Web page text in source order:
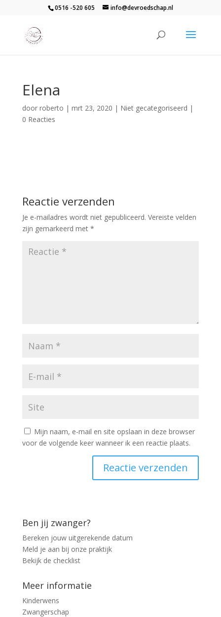
0516 -520 605 info@devroedschap.nl
Elena
door roberto | mrt 23, 2020 | Niet gecategoriseerd |
0 Reacties
Reactie verzenden
Je e-mailadres wordt niet gepubliceerd. Vereiste velden
zijn gemarkeerd met *
Mijn naam, e-mail en site opslaan in deze browser
voor de volgende keer wanneer ik een reactie plaats.
Ben jij zwanger?
Bereken jouw uitgerekende datum
Meld je aan bij onze praktijk
Bekijk de checklist
Meer informatie
Kinderwens
Zwangerschap